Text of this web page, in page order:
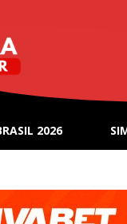
2026